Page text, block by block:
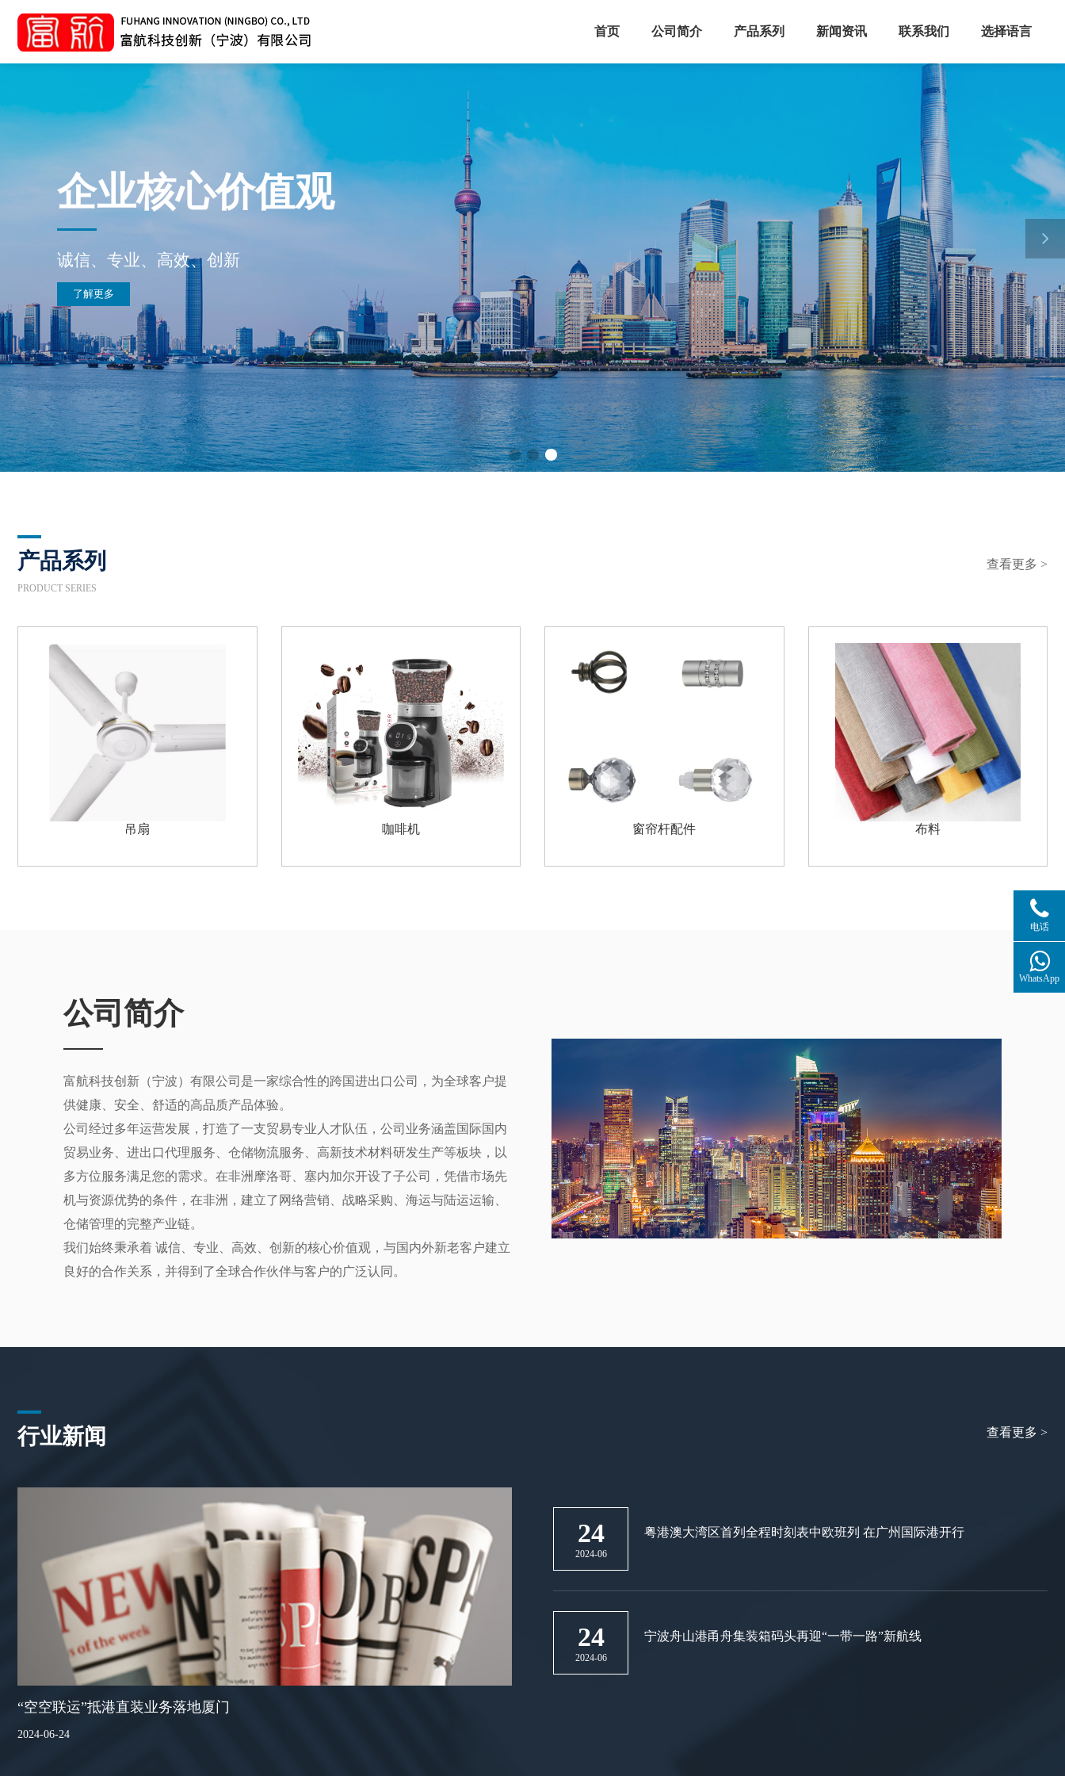
首页 公司简介 产品系列 新闻资讯 联系我们 选择语言
产品系列
PRODUCT SERIES
查看更多 >
太阳能板 空气开关 吊扇 咖啡机
公司简介
富航科技创新（宁波）有限公司是一家综合性的跨国进出口公司，为全球客户提
供健康、安全、舒适的高品质产品体验。
公司经过多年运营发展，打造了一支贸易专业人才队伍，公司业务涵盖国际国内
贸易业务、进出口代理服务、仓储物流服务、高新技术材料研发生产等板块，以
多方位服务满足您的需求。在非洲摩洛哥、塞内加尔开设了子公司，凭借市场先
机与资源优势的条件，在非洲，建立了网络营销、战略采购、海运与陆运运输、
仓储管理的完整产业链。
我们始终秉承着 诚信、专业、高效、创新的核心价值观，与国内外新老客户建立
良好的合作关系，并得到了全球合作伙伴与客户的广泛认同。
行业新闻 查看更多 >
“空空联运”抵港直装业务落地厦门
2024-06-24
24
2024-06
粤港澳大湾区首列全程时刻表中欧班列 在广州国际港开行
24
2024-06
宁波舟山港甬舟集装箱码头再迎“一带一路”新航线
电话
WhatsApp